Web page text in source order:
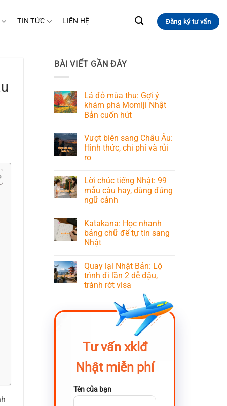
TIN TỨC LIÊN HỆ Đăng ký tư vấn
BÀI VIẾT GẦN ĐÂY
Lá đỏ mùa thu: Gợi ý
khám phá Momiji Nhật
Bản cuốn hút
Vượt biên sang Châu Âu:
Hình thức, chi phí và rủi
ro
Lời chúc tiếng Nhật: 99
mẫu câu hay, dùng đúng
ngữ cảnh
Katakana: Học nhanh
bảng chữ để tự tin sang
Nhật
Quay lại Nhật Bản: Lộ
trình đi lần 2 dễ đậu,
tránh rớt visa
Tư vấn xklđ
Nhật miễn phí
Tên của bạn